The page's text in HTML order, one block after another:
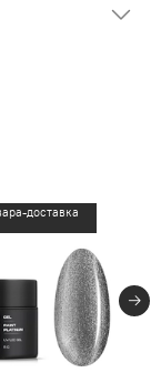
доставка